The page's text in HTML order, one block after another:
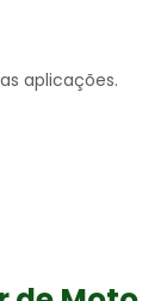
aplicações.